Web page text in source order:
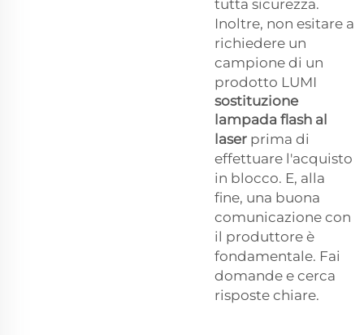
tutta sicurezza.
Inoltre, non esitare a
richiedere un
campione di un
prodotto LUMI
sostituzione
lampada flash al
laser prima di
effettuare l'acquisto
in blocco. E, alla
fine, una buona
comunicazione con
il produttore è
fondamentale. Fai
domande e cerca
risposte chiare.